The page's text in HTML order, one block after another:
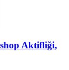
Aktifliği,